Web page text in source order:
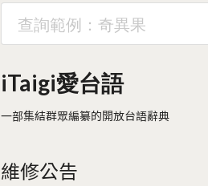
iTaigi愛台語
一部集結群眾編纂的開放台語辭典
維修公告